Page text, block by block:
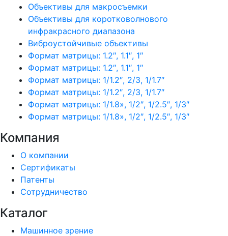
Объективы для макросъемки
Объективы для коротковолнового
инфракрасного диапазона
Виброустойчивые объективы
Формат матрицы: 1.2″, 1.1″, 1″
Формат матрицы: 1.2″, 1.1″, 1″
Формат матрицы: 1/1.2″, 2/3, 1/1.7″
Формат матрицы: 1/1.2″, 2/3, 1/1.7″
Формат матрицы: 1/1.8», 1/2″, 1/2.5″, 1/3″
Формат матрицы: 1/1.8», 1/2″, 1/2.5″, 1/3″
Компания
О компании
Сертификаты
Патенты
Сотрудничество
Каталог
Машинное зрение